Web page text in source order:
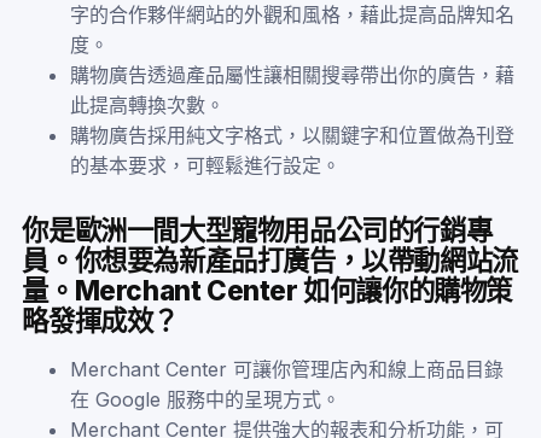
字的合作夥伴網站的外觀和風格，藉此提高品牌知名
度。
購物廣告透過產品屬性讓相關搜尋帶出你的廣告，藉
此提高轉換次數。
購物廣告採用純文字格式，以關鍵字和位置做為刊登
的基本要求，可輕鬆進行設定。
你是歐洲一間大型寵物用品公司的行銷專
員。你想要為新產品打廣告，以帶動網站流
量。Merchant Center 如何讓你的購物策
略發揮成效？
Merchant Center 可讓你管理店內和線上商品目錄
在 Google 服務中的呈現方式。
Merchant Center 提供強大的報表和分析功能，可